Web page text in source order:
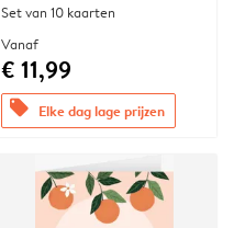
Set van 10 kaarten
Vanaf
€ 11,99
offers Elke dag lage prijzen